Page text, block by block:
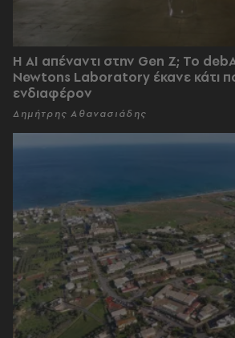
Η AI απέναντι στην Gen Z; Το
Newtons Laboratory έκανε κάτι
ενδιαφέρον
Δημήτρης Αθανασιάδης